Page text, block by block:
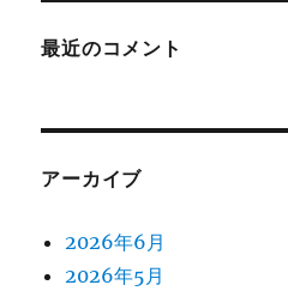
最近のコメント
アーカイブ
2026年6月
2026年5月